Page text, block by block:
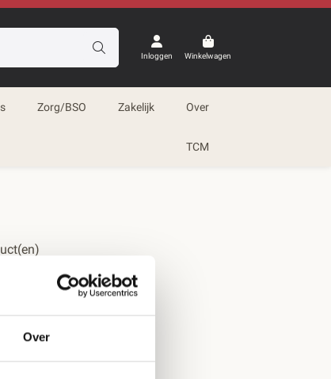
Over
Inloggen Winkelwagen
Zorg/BSO Zakelijk Over
TCM